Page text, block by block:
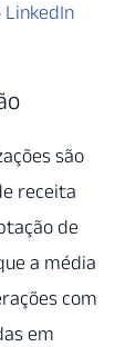
são
receita
de
a média
com
em